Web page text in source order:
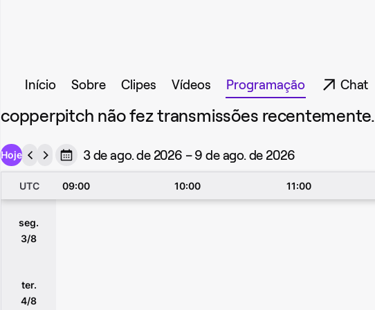
Início Sobre Clipes Vídeos Programação Chat
copperpitch não fez transmissões recentemente.
Hoje 3 de ago. de 2026 – 9 de ago. de 2026
UTC 09:00 10:00 11:00
seg.
3/8
ter.
4/8